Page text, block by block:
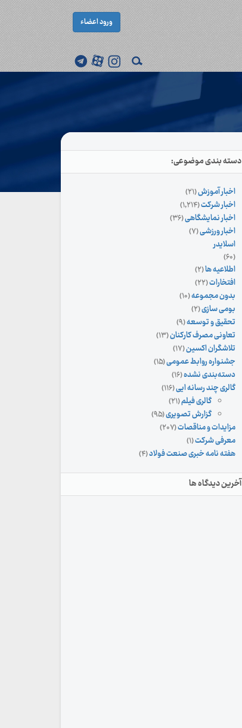
ورود اعضاء
دسته بندی موضوعی:
اخبار آموزش(۲۱)
اخبار شرکت(۱,۲۱۴)
اخبار نمایشگاهی(۳۶)
اخبار ورزشی(۷)
اسلایدر
(۶۰)
اطلاعیه ها(۲)
افتخارات(۲۲)
بدون مجموعه(۱۰)
بومی سازی(۲)
تحقیق و توسعه(۹)
تعاونی مصرف کارکنان(۱۳)
تلاشگران اکسین(۱۷)
جشنواره روابط عمومی(۱۵)
دسته‌بندی نشده(۱۶)
گالری چند رسانه ایی(۱۱۶)
گالری فیلم(۲۱)
گزارش تصویری(۹۵)
مزایدات و مناقصات(۲۰۷)
معرفی شرکت(۱)
هفته نامه خبری صنعت فولاد(۴)
آخرین دیدگاه ها